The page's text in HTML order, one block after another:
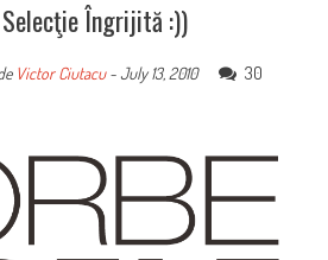
Îngrijită :))
Victor Ciutacu-July 13, 2010
30